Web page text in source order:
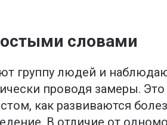
словами
группу людей и
проводя замеры. Это
как развиваются
В отличие от